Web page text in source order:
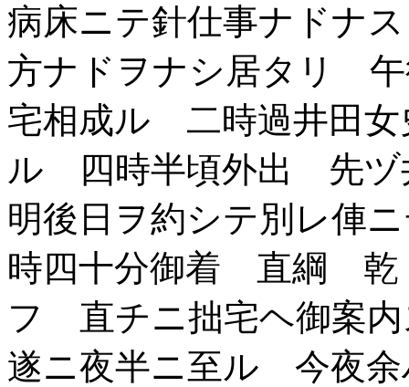
病床ニテ針仕事ナドナ
方ナドヲナシ居タリ 午
宅相成ル 二時過井田女
ル 四時半頃外出 先ヅ
明後日ヲ約シテ別レ俥
時四十分御着 直綱
フ 直チニ拙宅ヘ御案
遂ニ夜半ニ至ル 今夜